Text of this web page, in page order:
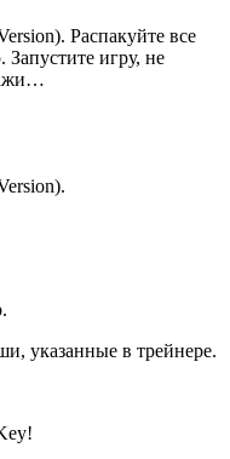
Распакуйте все
Запустите игру, не
указанные в трейнере.